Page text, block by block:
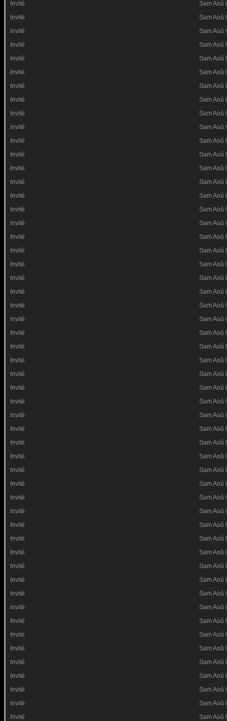
Invité
Sam Aoû
Invité
Sam Aoû
Invité
Sam Aoû
Invité
Sam Aoû
Invité
Sam Aoû
Invité
Sam Aoû
Invité
Sam Aoû
Invité
Sam Aoû
Invité
Sam Aoû
Invité
Sam Aoû
Invité
Sam Aoû
Invité
Sam Aoû
Invité
Sam Aoû
Invité
Sam Aoû
Invité
Sam Aoû
Invité
Sam Aoû
Invité
Sam Aoû
Invité
Sam Aoû
Invité
Sam Aoû
Invité
Sam Aoû
Invité
Sam Aoû
Invité
Sam Aoû
Invité
Sam Aoû
Invité
Sam Aoû
Invité
Sam Aoû
Invité
Sam Aoû
Invité
Sam Aoû
Invité
Sam Aoû
Invité
Sam Aoû
Invité
Sam Aoû
Invité
Sam Aoû
Invité
Sam Aoû
Invité
Sam Aoû
Invité
Sam Aoû
Invité
Sam Aoû
Invité
Sam Aoû
Invité
Sam Aoû
Invité
Sam Aoû
Invité
Sam Aoû
Invité
Sam Aoû
Invité
Sam Aoû
Invité
Sam Aoû
Invité
Sam Aoû
Invité
Sam Aoû
Invité
Sam Aoû
Invité
Sam Aoû
Invité
Sam Aoû
Invité
Sam Aoû
Invité
Sam Aoû
Invité
Sam Aoû
Invité
Sam Aoû
Invité
Sam Aoû
Invité
Sam Aoû